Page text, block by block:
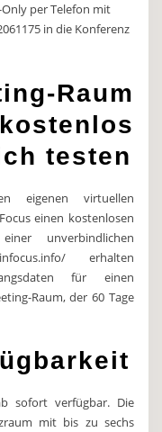
per Telefon mit
in die Konferenz
Raum
testen
eigenen virtuellen
einen kostenlosen
unverbindlichen
erhalten
für einen
Raum, der 60 Tage
sofort verfügbar. Die
mit bis zu sechs